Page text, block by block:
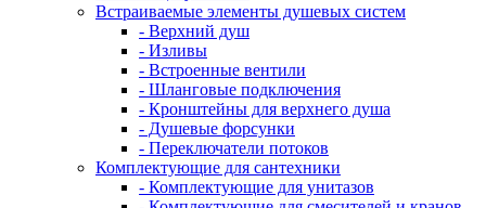
Встраиваемые элементы душевых систем
- Верхний душ
- Изливы
- Встроенные вентили
- Шланговые подключения
- Кронштейны для верхнего душа
- Душевые форсунки
- Переключатели потоков
Комплектующие для сантехники
- Комплектующие для унитазов